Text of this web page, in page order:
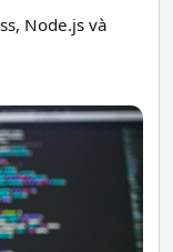
Node.js và